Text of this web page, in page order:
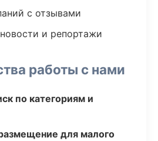
с отзывами
и репортажи
работы с нами
по категориям и
для малого